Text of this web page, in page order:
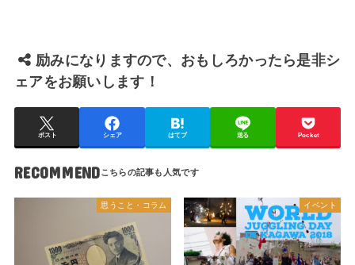
励みになりますので、おもしろかったら是非シ
ェアをお願いします！
ポスト シェア はてブ 送る Pocket
RECOMMEND
思うこと・コラム イベント